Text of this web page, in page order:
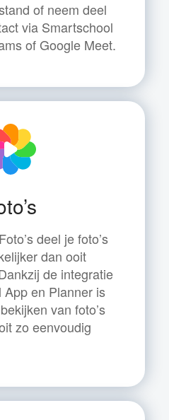
of neem deel
via Smartschool
of Google Meet.
deel je foto’s
dan ooit
de integratie
en Planner is
van foto’s
zo eenvoudig